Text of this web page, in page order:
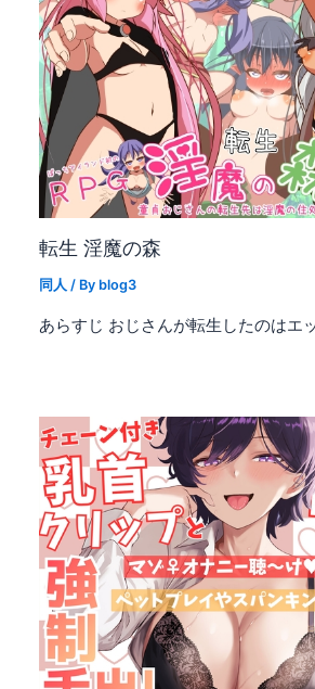
転生 淫魔の森
同人 / By blog3
あらすじ おじさんが転生したのはエ